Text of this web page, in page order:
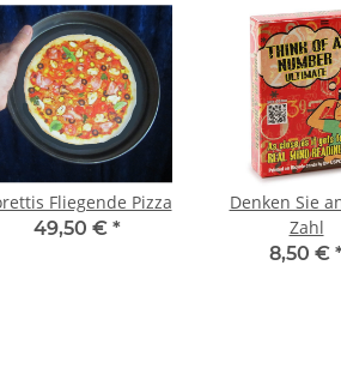
Fliegende Pizza
49,50 € *
Denken Sie
Zahl
8,50 €